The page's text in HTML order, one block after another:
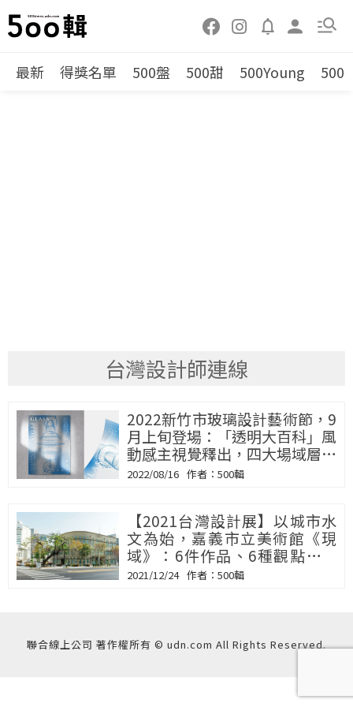
最新 得獎名單 500盤 500甜 500Young 500
台灣設計師連線
2022新竹市玻璃設計藝術節，9
月上旬登場：「透明大百科」風
動感主視覺釋出，四大場域層層
詮釋玻璃光譜
2022/08/16 500輯
【2021台灣設計展】以城市水
文為始，嘉義市立美術館《現
域》：6件作品、6種觀點，貫
串歷史玩設計力
2021/12/24 500輯
聯合線上公司 著作權所有 © udn.com All Rights Reserved.